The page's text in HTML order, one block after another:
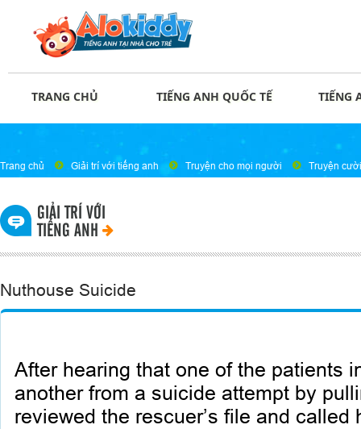
TRANG CHỦ TIẾNG ANH QUỐC TẾ TIẾNG
Trang chủ Giải trí với tiếng anh Truyện cho mọi người Truyện cười
GIẢI TRÍ VỚI
TIẾNG ANH
Nuthouse Suicide
After hearing that one of the patients
another from a suicide attempt by
reviewed the rescuer’s file and called